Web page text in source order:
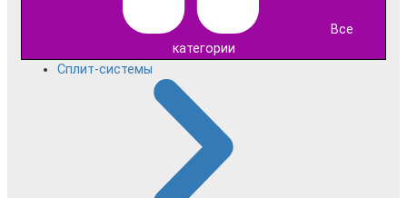
Все
категории
Сплит-системы